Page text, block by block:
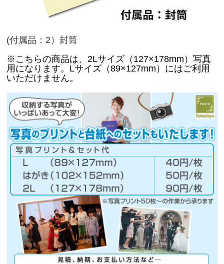
(付属品：2）封筒
※こちらの商品は、2Lサイズ（127×178mm ）写真
用になります。 Lサイズ（89×127mm） にはご利用
いただけません。